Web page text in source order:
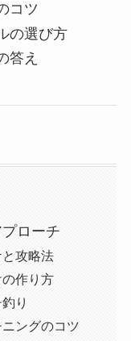
コツ
の選び方
答え
ローチ
攻略法
作り方
り
ングのコツ